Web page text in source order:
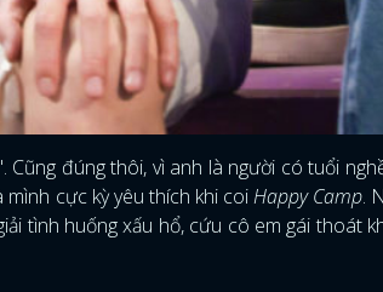
Cũng đúng thôi, vì anh là người có tuổi
mình cực kỳ yêu thích khi coiHappy Camp.
tình huống xấu hổ, cứu cô em gái thoát